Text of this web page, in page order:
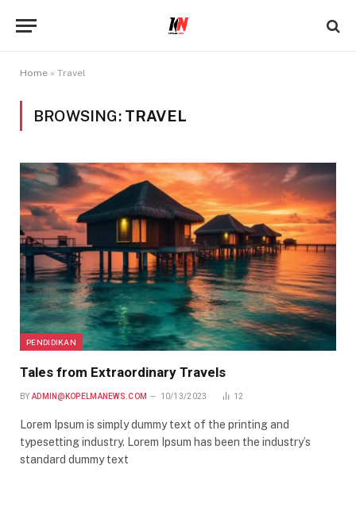
Home » Travel
BROWSING: TRAVEL
PENDIDIKAN
Tales from Extraordinary Travels
BY ADMIN@KOPELMANEWS.COM 10/13/2023 12
Lorem Ipsum is simply dummy text of the printing and
typesetting industry. Lorem Ipsum has been the industry’s
standard dummy text